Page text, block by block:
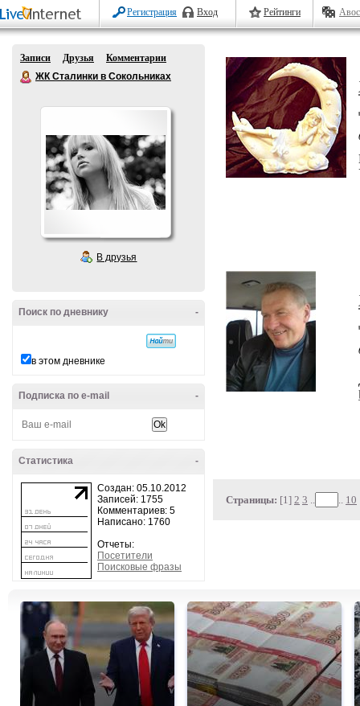
Регистрация Вход Рейтинги
Записи Друзья
Комментарии
ЖК Сталинки в Сокольниках
В друзья
-
Поиск по дневнику
в этом дневнике
-
Подписка по e-mail
-
Статистика
Создан: 05.10.2012
Записей: 1755
Комментариев: 5
Написано: 1760
Отчеты:
Посетители
Поисковые фразы
Страницы: [1] 2 3 .. .. 10